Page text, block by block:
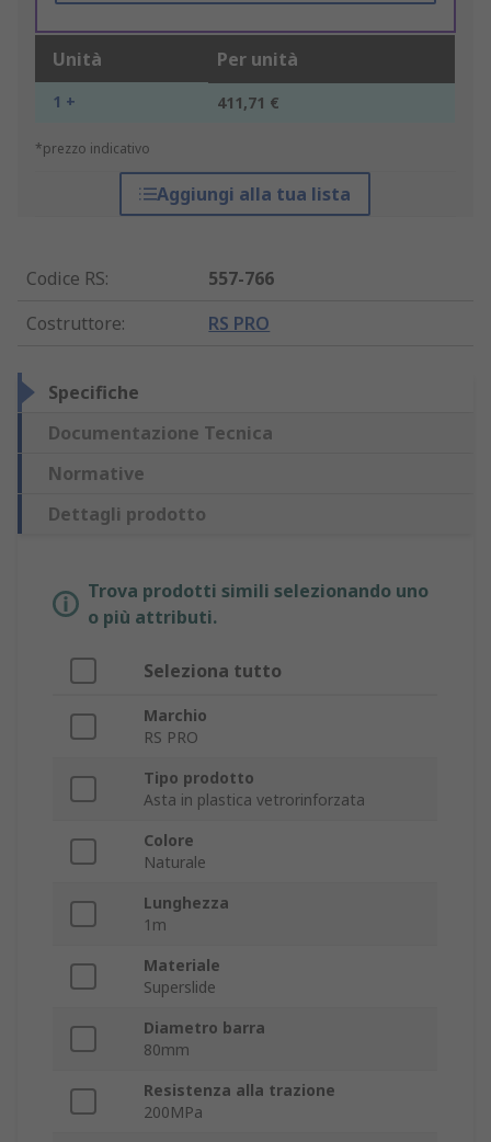
Unità Per unità
1 + 411,71 €
*prezzo indicativo
Aggiungi alla tua lista
Codice RS:
557-766
Costruttore: RS PRO
Specifiche
Documentazione Tecnica
Normative
Dettagli prodotto
Trova prodotti simili selezionando uno
o più attributi.
Seleziona tutto
Marchio
RS PRO
Tipo prodotto
Asta in plastica vetrorinforzata
Colore
Naturale
Lunghezza
1m
Materiale
Superslide
Diametro barra
80mm
Resistenza alla trazione
200MPa